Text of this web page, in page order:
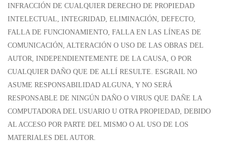
INFRACCIÓN DE CUALQUIER DERECHO DE PROPIEDAD
INTELECTUAL, INTEGRIDAD, ELIMINACIÓN, DEFECTO,
FALLA DE FUNCIONAMIENTO, FALLA EN LAS LÍNEAS DE
COMUNICACIÓN, ALTERACIÓN O USO DE LAS OBRAS DEL
AUTOR, INDEPENDIENTEMENTE DE LA CAUSA, O POR
CUALQUIER DAÑO QUE DE ALLÍ RESULTE. ESGRAIL NO
ASUME RESPONSABILIDAD ALGUNA, Y NO SERÁ
RESPONSABLE DE NINGÚN DAÑO O VIRUS QUE DAÑE LA
COMPUTADORA DEL USUARIO U OTRA PROPIEDAD, DEBIDO
AL ACCESO POR PARTE DEL MISMO O AL USO DE LOS
MATERIALES DEL AUTOR.